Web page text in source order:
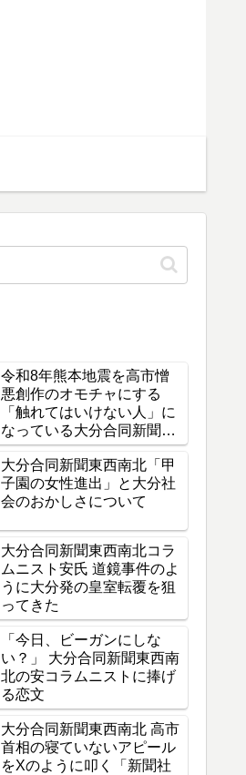
令和8年熊本地震を高市憎
悪創作のオモチャにする
「触れてはいけない人」に
なっている大分合同新聞東
西南北の狂気
大分合同新聞東西南北「甲
子園の女性進出」と大分社
会のおかしさについて
大分合同新聞東西南北コラ
ムニスト安氏 道鏡事件のよ
うに大分発の皇室転覆を狙
ってきた
「今日、ビーガンにしな
い？」 大分合同新聞東西南
北の安コラムニストに捧げ
る恋文
大分合同新聞東西南北 高市
首相の寝ていないアピール
をXのように叩く「新聞社